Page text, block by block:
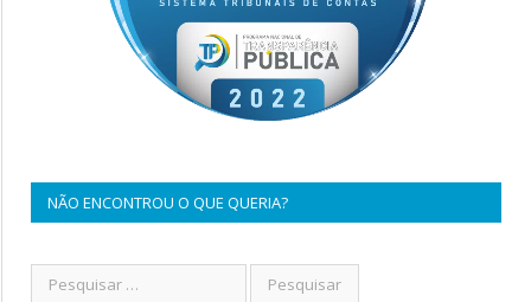
NÃO ENCONTROU O QUE QUERIA?